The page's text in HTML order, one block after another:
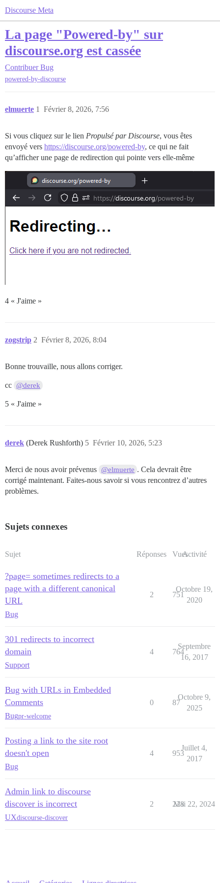
Discourse Meta
La page "Powered-by" sur
discourse.org est cassée
Contribuer Bug
powered-by-discourse
elmuerte Février 8, 2026, 7:56
1
Si vous cliquez sur le lien Propulsé par Discourse, vous êtes
envoyé vers https://discourse.org/powered-by, ce qui ne fait
qu’afficher une page de redirection qui pointe vers elle-même
4 « J'aime »
zogstrip Février 8, 2026, 8:04
2
Bonne trouvaille, nous allons corriger.
cc @derek
5 « J'aime »
derek (Derek Rushforth) Février 10, 2026, 5:23
5
Merci de nous avoir prévenus @elmuerte . Cela devrait être
corrigé maintenant. Faites-nous savoir si vous rencontrez d’autres
problèmes.
Sujets connexes
Sujet Réponses VuesActivité
?page= sometimes redirects to a
page with a different canonical
URL
Bug
2 751
Octobre 19,
2020
301 redirects to incorrect
domain
Support
4 764
Septembre
16, 2017
Bug with URLs in Embedded
Comments
Bugpr-welcome
0 87
Octobre 9,
2025
Posting a link to the site root
doesn't open
Bug
4 953
Juillet 4,
2017
Admin link to discourse
discover is incorrect
UXdiscourse-discover
2 228
Mai 22, 2024